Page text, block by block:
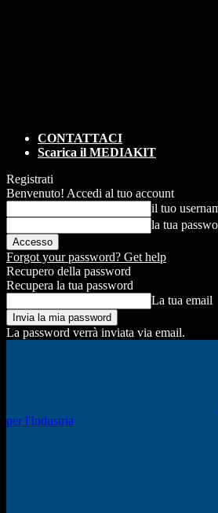
CONTATTACI
Scarica il MEDIAKIT
Registrati
Benvenuto! Accedi al tuo account
il tuo
la tua
Forgot your password? Get help
Recupero della password
Recupera la tua password
La tua email
La password verrà inviata via email.
per l'Industria